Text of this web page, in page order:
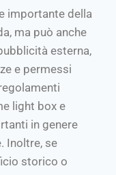
importante della
ma può anche
esterna,
e permessi
light box e
in genere
Inoltre, se
storico o